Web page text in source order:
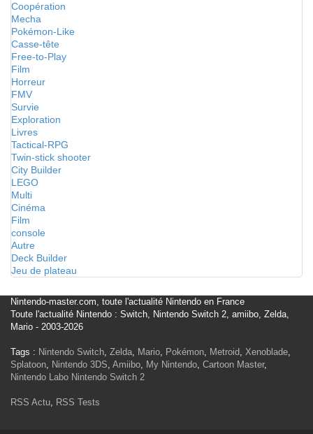
Coopération
Mecha
Pokémon-Like
Casse-tête
Free-to-Play
Film
Horreur
FMV
Survie
Exploration
Livres
Tactical-RPG
Twin-stick shooter
City Builder
LEGO
Multi
Cinéma
Film
console
Autre
Deck Builder
Jeu de plateau
Nintendo-master.com, toute l'actualité Nintendo en France
Toute l'actualité Nintendo : Switch, Nintendo Switch 2, amiibo, Zelda,
Mario - 2003-2026
Tags : Nintendo Switch, Zelda, Mario, Pokémon, Metroid, Xenoblade,
Splatoon, Nintendo 3DS, Amiibo, My Nintendo, Cartoon Master,
Nintendo Labo Nintendo Switch 2
RSS Actu, RSS Tests